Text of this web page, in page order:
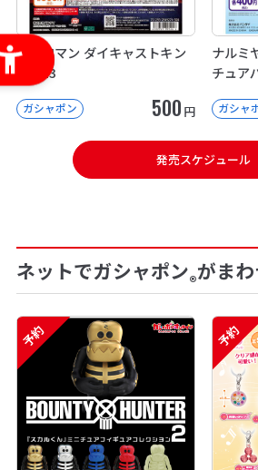
キン肉マン ダイキャストキン
ケシ13
ガシャポン 500 円
ナルミ
チュア
ガシャ
発売スケジュール
ネットでガシャポン®がま
予約 予約